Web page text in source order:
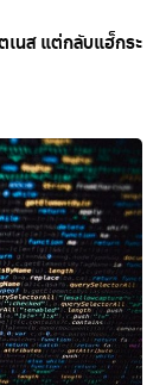
เนส แต่กลับแฮ็กระ